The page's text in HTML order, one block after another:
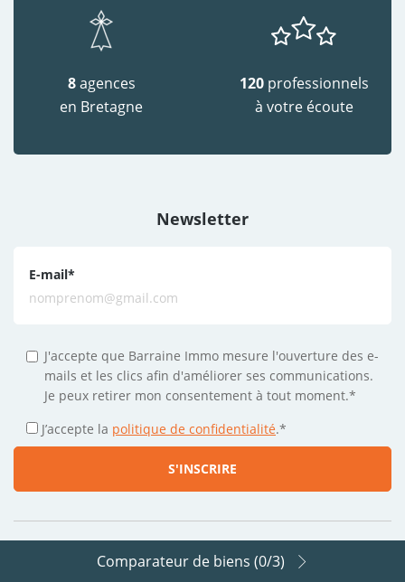
8agences
en Bretagne
120 professionnels
à votre écoute
Newsletter
E-mail*
J'accepte que Barraine Immo mesure l'ouverture des e-
mails et les clics afin d'améliorer ses communications.
Je peux retirer mon consentement à tout moment.*
J’accepte la politique de confidentialité.*
Suivez-nous sur les réseaux
Comparateur de biens (0/3)